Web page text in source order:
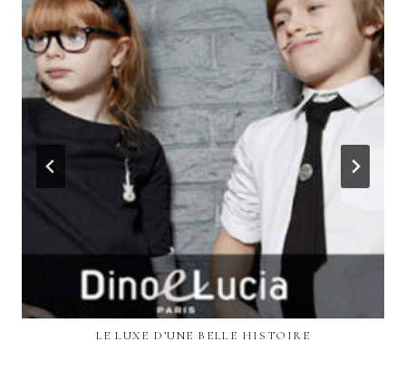
LE LUXE D’UNE BELLE HISTOIRE